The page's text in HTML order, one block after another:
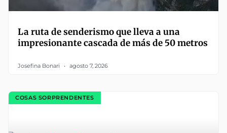
La ruta de senderismo que lleva a una
impresionante cascada de más de 50 metros
Josefina Bonari agosto 7, 2026
COSAS SORPRENDENTES